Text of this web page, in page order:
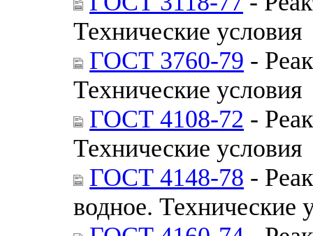
Технические условия
ГОСТ 3760-79 -
Технические условия
ГОСТ 4108-72 -
Технические условия
ГОСТ 4148-78 -
водное. Технические